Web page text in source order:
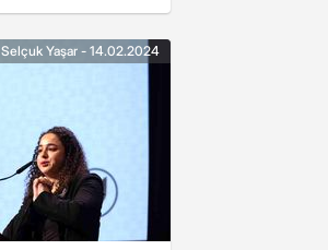
Selçuk Yaşar - 14.02.2024